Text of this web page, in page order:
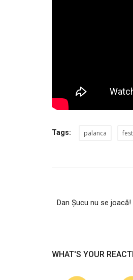
Tags: palanca
Dan Șucu nu se
WHAT'S YOUR